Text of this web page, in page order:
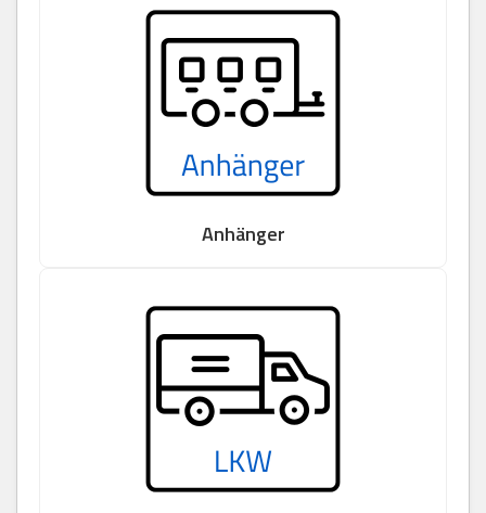
Anhänger